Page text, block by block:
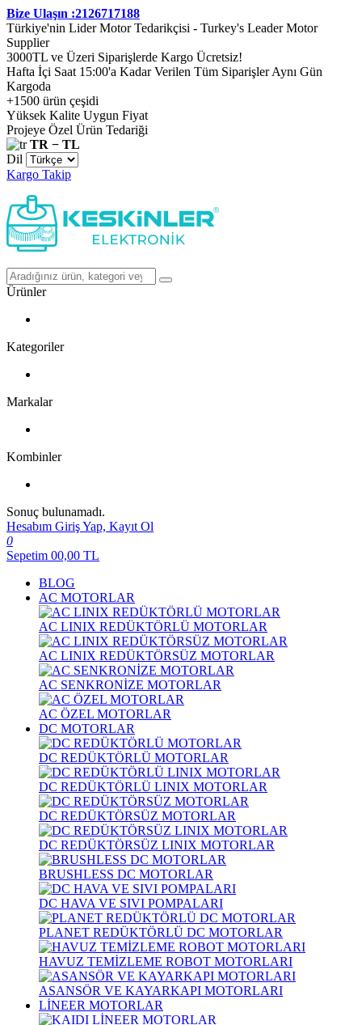
Bize Ulaşın :2126717188
Türkiye'nin Lider Motor Tedarikçisi - Turkey's Leader Motor
Supplier
3000TL ve Üzeri Siparişlerde Kargo Ücretsiz!
Hafta İçi Saat 15:00'a Kadar Verilen Tüm Siparişler Aynı Gün
Kargoda
+1500 ürün çeşidi
Yüksek Kalite Uygun Fiyat
Projeye Özel Ürün Tedariği
TR − TL
Dil
Kargo Takip
Ürünler
Kategoriler
Markalar
Kombinler
Sonuç bulunamadı.
Hesabım Giriş Yap, Kayıt Ol
0
Sepetim 00,00 TL
BLOG
AC MOTORLAR
AC LINIX REDÜKTÖRLÜ MOTORLAR
AC LINIX REDÜKTÖRSÜZ MOTORLAR
AC SENKRONİZE MOTORLAR
AC ÖZEL MOTORLAR
DC MOTORLAR
DC REDÜKTÖRLÜ MOTORLAR
DC REDÜKTÖRLÜ LINIX MOTORLAR
DC REDÜKTÖRSÜZ MOTORLAR
DC REDÜKTÖRSÜZ LINIX MOTORLAR
BRUSHLESS DC MOTORLAR
DC HAVA VE SIVI POMPALARI
PLANET REDÜKTÖRLÜ DC MOTORLAR
HAVUZ TEMİZLEME ROBOT MOTORLARI
ASANSÖR VE KAYARKAPI MOTORLARI
LİNEER MOTORLAR